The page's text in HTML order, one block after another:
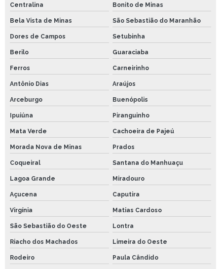
Centralina Bonito de Minas
Bela Vista de Minas São Sebastião do Maranhão
Dores de Campos Setubinha
Berilo Guaraciaba
Ferros Carneirinho
Antônio Dias Araújos
Arceburgo Buenópolis
Ipuiúna Piranguinho
Mata Verde Cachoeira de Pajeú
Morada Nova de Minas Prados
Coqueiral Santana do Manhuaçu
Lagoa Grande Miradouro
Açucena Caputira
Virgínia Matias Cardoso
São Sebastião do Oeste Lontra
Riacho dos Machados Limeira do Oeste
Rodeiro Paula Cândido